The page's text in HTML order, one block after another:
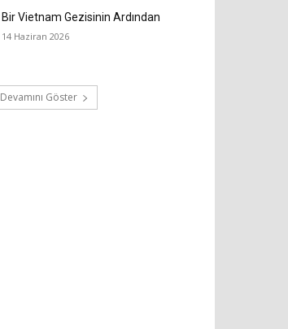
Bir Vietnam Gezisinin Ardından
14 Haziran 2026
Devamını Göster